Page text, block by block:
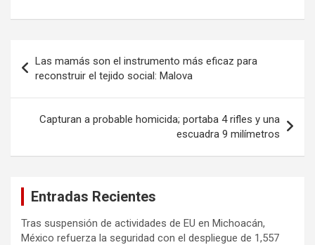
de
entradas
Las mamás son el instrumento más eficaz para
reconstruir el tejido social: Malova
Capturan a probable homicida; portaba 4 rifles y una
escuadra 9 milímetros
Entradas Recientes
Tras suspensión de actividades de EU en Michoacán,
México refuerza la seguridad con el despliegue de 1,557